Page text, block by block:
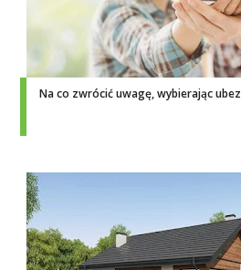
Na co zwrócić uwagę, wybierając